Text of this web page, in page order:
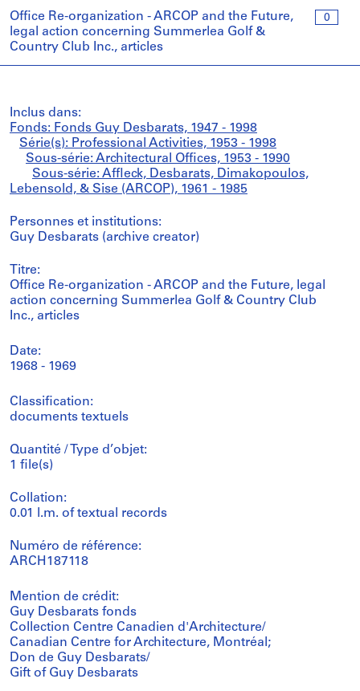
0
Office Re-organization - ARCOP and the Future,
legal action concerning Summerlea Golf &
Country Club Inc., articles
Inclus dans:
Fonds: Fonds Guy Desbarats, 1947 - 1998
Série(s): Professional Activities, 1953 - 1998
Sous-série: Architectural Offices, 1953 - 1990
Sous-série: Affleck, Desbarats, Dimakopoulos,
Lebensold, & Sise (ARCOP), 1961 - 1985
Personnes et institutions:
Guy Desbarats (archive creator)
Titre:
Office Re-organization - ARCOP and the Future, legal
action concerning Summerlea Golf & Country Club
Inc., articles
Date:
1968 - 1969
Classification:
documents textuels
Quantité / Type d’objet:
1 file(s)
Collation:
0.01 l.m. of textual records
Numéro de référence:
ARCH187118
Mention de crédit:
Guy Desbarats fonds
Collection Centre Canadien d'Architecture/
Canadian Centre for Architecture, Montréal;
Don de Guy Desbarats/
Gift of Guy Desbarats